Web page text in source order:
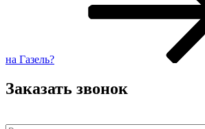
на Газель?
Заказать звонок